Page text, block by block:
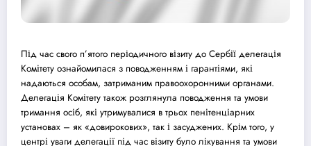
Під час свого п’ятого періодичного візиту до Сербії делегація
Комітету ознайомилася з поводженням і гарантіями, які
надаються особам, затриманим правоохоронними органами.
Делегація Комітету також розглянула поводження та умови
тримання осіб, які утримувалися в трьох пенітенціарних
установах – як «довирокових», так і засуджених. Крім того, у
центрі уваги делегації під час візиту було лікування та умови